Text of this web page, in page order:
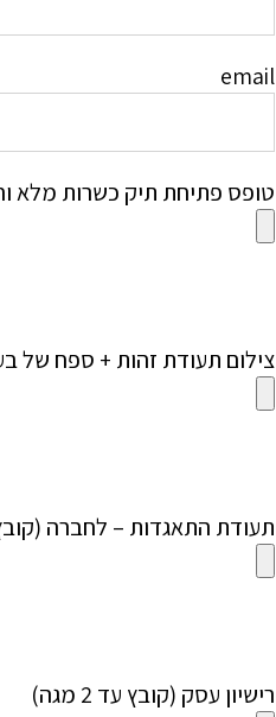
email
טופס פתיחת תיק כשרות מלא
צילום תעודת זהות + ספח של בעל
תעודת התאגדות – לחברה (קובץ עד
רישיון עסק (קובץ עד 2 מגה)